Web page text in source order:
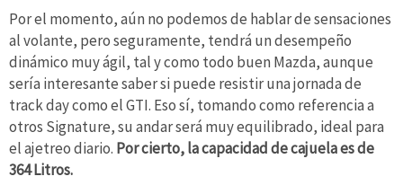
Por el momento, aún no podemos de hablar de sensaciones
al volante, pero seguramente, tendrá un desempeño
dinámico muy ágil, tal y como todo buen Mazda, aunque
sería interesante saber si puede resistir una jornada de
track day como el GTI. Eso sí, tomando como referencia a
otros Signature, su andar será muy equilibrado, ideal para
el ajetreo diario. Por cierto, la capacidad de cajuela es de
364 Litros.